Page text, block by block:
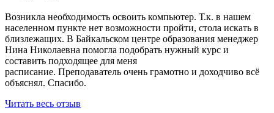
Возникла необходимость освоить компьютер. Т.к. в нашем
населенном пункте нет возможности пройти, стола искать в
близлежащих. В Байкальском центре образования менеджер
Нина Николаевна помогла подобрать нужный курс и
составить подходящее для меня
расписание. Преподаватель очень грамотно и доходчиво всё
объяснял. Спасибо.
Читать весь отзыв